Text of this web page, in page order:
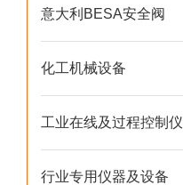
意大利BESA安全阀
化工机械设备
工业在线及过程控制仪
行业专用仪器及设备